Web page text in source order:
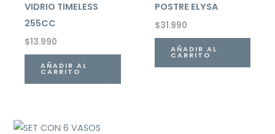
VIDRIO TIMELESS
255CC
$13.990
AÑADIR AL
CARRITO
POSTRE ELYSA
$31.990
AÑADIR AL
CARRITO